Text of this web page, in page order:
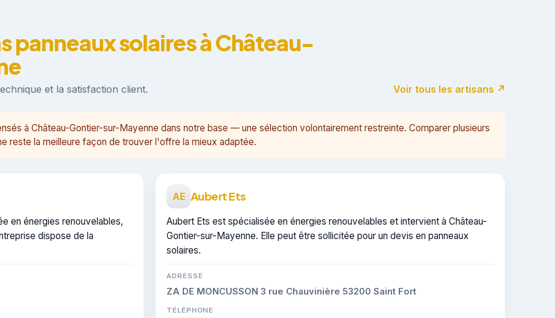
panneaux solaires à Château-
et la satisfaction client. Voir tous les artisans ↗
à Château-Gontier-sur-Mayenne dans notre base — une sélection volontairement restreinte. Comparer plusieurs
reste la meilleure façon de trouver l'offre la mieux adaptée.
en énergies renouvelables,
dispose de la
AE Aubert Ets
Aubert Ets est spécialisée en énergies renouvelables et intervient à Château-
Gontier-sur-Mayenne. Elle peut être sollicitée pour un devis en panneaux
solaires.
ADRESSE
ZA DE MONCUSSON 3 rue Chauvinière 53200 Saint Fort
TÉLÉPHONE